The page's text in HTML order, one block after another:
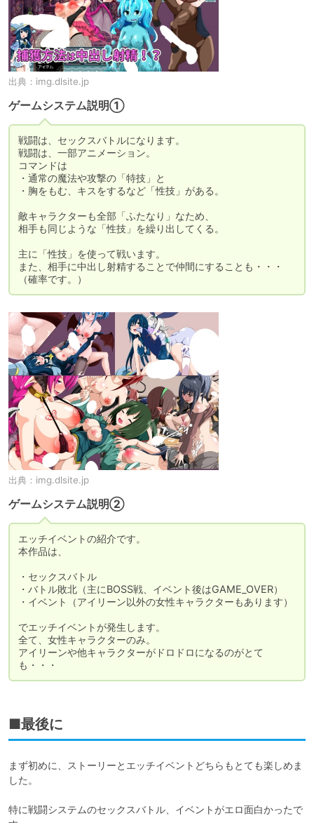
出典： img.dlsite.jp
ゲームシステム説明①
戦闘は、セックスバトルになります。
戦闘は、一部アニメーション。
コマンドは
・通常の魔法や攻撃の「特技」と
・胸をもむ、キスをするなど「性技」がある。
敵キャラクターも全部「ふたなり」なため、
相手も同じような「性技」を繰り出してくる。
主に「性技」を使って戦います。
また、相手に中出し射精することで仲間にすることも・・・
（確率です。）
出典： img.dlsite.jp
ゲームシステム説明②
エッチイベントの紹介です。
本作品は、
・セックスバトル
・バトル敗北（主にBOSS戦、イベント後はGAME_OVER）
・イベント（アイリーン以外の女性キャラクターもあります）
でエッチイベントが発生します。
全て、女性キャラクターのみ。
アイリーンや他キャラクターがドロドロになるのがとて
■最後に
まず初めに、ストーリーとエッチイベントどちらもとても楽しめま
した。
特に戦闘システムのセックスバトル、イベントがエロ面白かったで